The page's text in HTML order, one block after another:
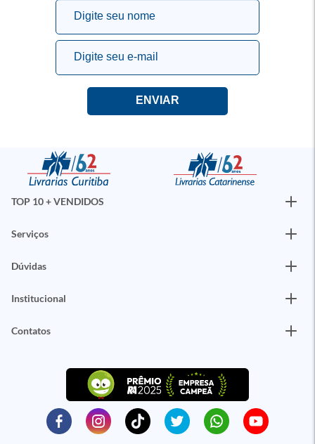
TOP 10 + VENDIDOS
Serviços
Dúvidas
Institucional
Contatos